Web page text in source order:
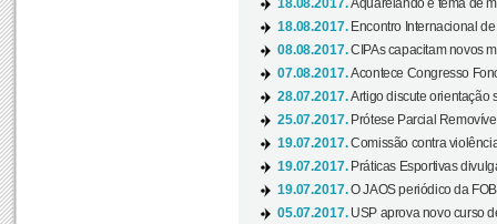
18.08.2017.Aquarelando é tema de
18.08.2017. Encontro Internacional
08.08.2017.CIPAs capacitam novos
07.08.2017.Acontece Congresso
28.07.2017.Artigo discute orientação
25.07.2017. Prótese Parcial
19.07.2017.Comissão contra
19.07.2017. Práticas Esportivas
19.07.2017.O JAOS periódico da
05.07.2017. USP aprova novo curso